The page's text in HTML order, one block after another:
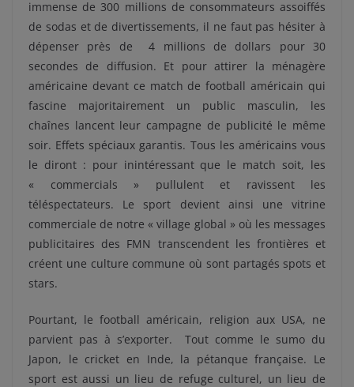
immense de 300 millions de consommateurs assoiffés
de sodas et de divertissements, il ne faut pas hésiter à
dépenser près de 4 millions de dollars pour 30
secondes de diffusion. Et pour attirer la ménagère
américaine devant ce match de football américain qui
fascine majoritairement un public masculin, les
chaînes lancent leur campagne de publicité le même
soir. Effets spéciaux garantis. Tous les américains vous
le diront : pour inintéressant que le match soit, les
« commercials » pullulent et ravissent les
téléspectateurs. Le sport devient ainsi une vitrine
commerciale de notre « village global » où les messages
publicitaires des FMN transcendent les frontières et
créent une culture commune où sont partagés spots et
stars.
Pourtant, le football américain, religion aux USA, ne
parvient pas à s’exporter. Tout comme le sumo du
Japon, le cricket en Inde, la pétanque française. Le
sport est aussi un lieu de refuge culturel, un lieu de